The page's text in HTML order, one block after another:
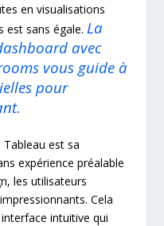
en visualisations
est sans égale. La
avec
vous guide à
pour
Tableau est sa
expérience préalable
les utilisateurs
Cela
intuitive qui